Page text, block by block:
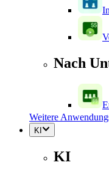
Nach
Weitere
KI
KI